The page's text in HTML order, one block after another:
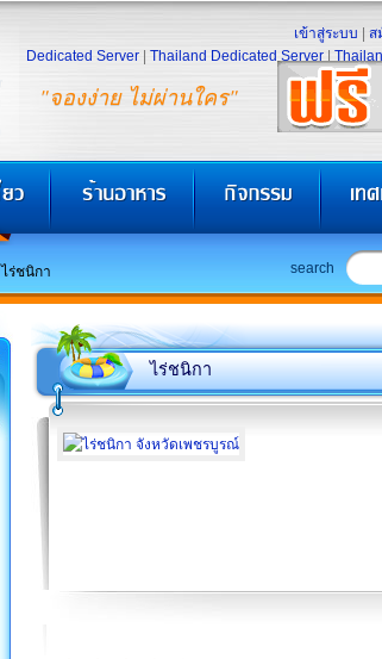
"จองง่าย ไม่ผ่านใคร"
เข้าสู่ระบบ ส
Dedicated Server
Thailand Dedicated Server
ไร่ชนิกา search
ไร่ชนิกา